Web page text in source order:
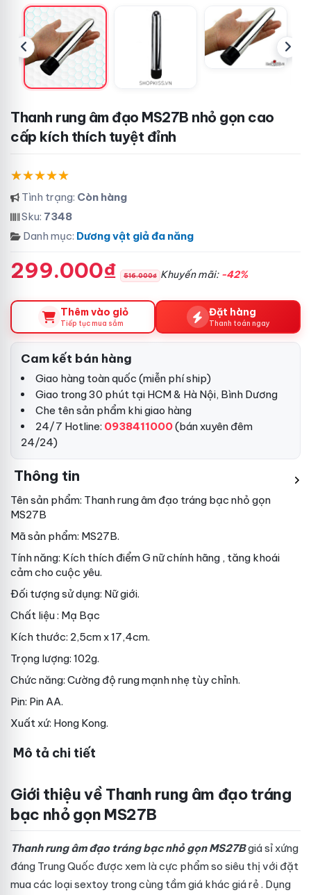
Thanh rung âm đạo MS27B nhỏ gọn cao
cấp kích thích tuyệt đỉnh
Tình trạng: Còn hàng
Sku: 7348
Danh mục: Dương vật giả đa năng
299.000₫ 516.000₫ Khuyến mãi: -42%
Thêm vào giỏ
Tiếp tục mua sắm
Đặt hàng
Thanh toán ngay
Cam kết bán hàng
Giao hàng toàn quốc (miễn phí ship)
Giao trong 30 phút tại HCM & Hà Nội, Bình Dương
Che tên sản phẩm khi giao hàng
24/7 Hotline: 0938411000(bán xuyên đêm
24/24)
Thông tin
Tên sản phẩm: Thanh rung âm đạo tráng bạc nhỏ gọn
MS27B
Mã sản phẩm: MS27B.
Tính năng: Kích thích điểm G nữchính hãng , tăng khoái
cảm cho cuộc yêu.
Đối tượng sử dụng: Nữ giới.
Chất liệu : Mạ Bạc
Kích thước: 2,5cm x 17,4cm.
Trọng lượng: 102g.
Chức năng: Cường độ rung mạnh nhẹ tùy chỉnh.
Pin: Pin AA.
Xuất xứ: Hong Kong.
Mô tả chi tiết
Giới thiệu về Thanh rung âm đạo tráng
bạc nhỏ gọn MS27B
Thanh rung âm đạo tráng bạc nhỏ gọn MS27Bgiá sỉxứng
đáng Trung Quốc được xem là cực phẩm so siêu thị với đặt
muacác loại sextoy trong cùng tầm giá khác giá rẻ . Dụng